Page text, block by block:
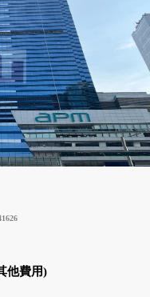
他費用)